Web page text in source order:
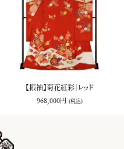
【振袖】菊花紅彩｜レッド
968,000円 (税込)